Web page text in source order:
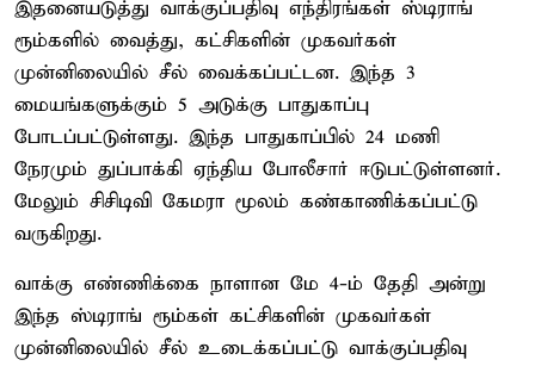
இதனையடுத்து வாக்குப்பதிவு எந்திரங்கள் ஸ்டிராங்
ரூம்களில் வைத்து, கட்சிகளின் முகவர்கள்
முன்னிலையில் சீல் வைக்கப்பட்டன. இந்த 3
மையங்களுக்கும் 5 அடுக்கு பாதுகாப்பு
போடப்பட்டுள்ளது. இந்த பாதுகாப்பில் 24 மணி
நேரமும் துப்பாக்கி ஏந்திய போலீசார் ஈடுபட்டுள்ளனர்.
மேலும் சிசிடிவி கேமரா மூலம் கண்காணிக்கப்பட்டு
வருகிறது.
வாக்கு எண்ணிக்கை நாளான மே 4-ம் தேதி அன்று
இந்த ஸ்டிராங் ரூம்கள் கட்சிகளின் முகவர்கள்
முன்னிலையில் சீல் உடைக்கப்பட்டு வாக்குப்பதிவு